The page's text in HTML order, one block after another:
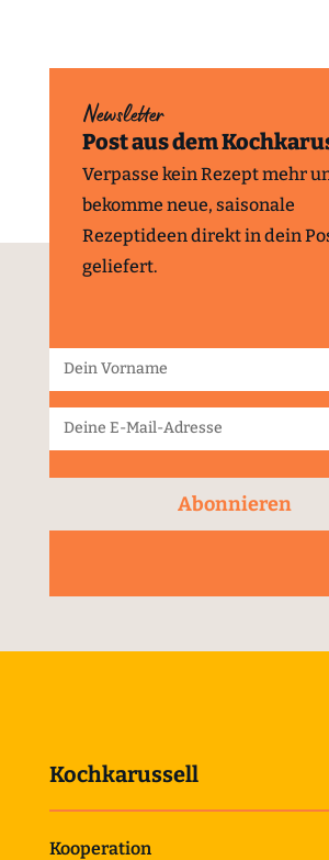
Newsletter
Post aus dem
Verpasse kein Rezept mehr
bekomme neue, saisonale
Rezeptideen direkt in dein
geliefert.
Abonnieren
Kochkarussell
Kooperation